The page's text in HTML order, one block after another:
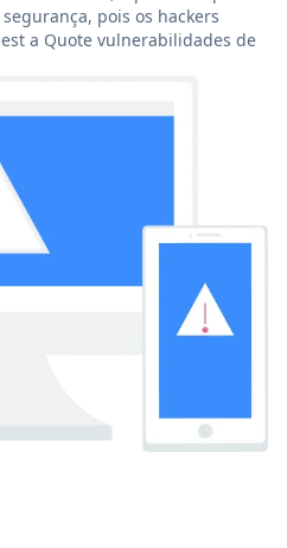
pois os hackers
a Quote vulnerabilidades de